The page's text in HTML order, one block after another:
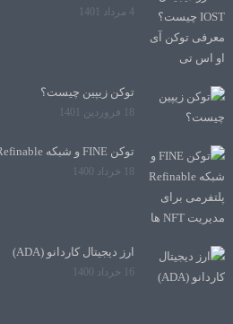
4 مرداد 1401
توکن زیپین چیست؟
توکن FINE و شبکه Refinable پلتفرمی برای مدیریت NFT ها
ارز دیجیتال کاردانو (ADA)
16 خرداد 1400